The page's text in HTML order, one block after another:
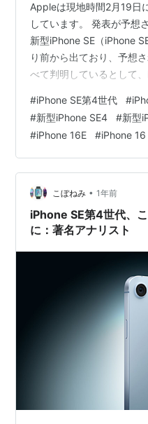
Appleは現地時間2月19日
しています。 発表が予想
新型iPhone SE（iPhone
り前から出ており、予想
べて判明しているとして
IDの廃止 Lightningの廃止
メモリ ストレージ カメラ
と衝突事故検出 バッテリ
なし 発売日 新しいiPhone
#iPhone SE第4世代 #
#新型iPhone SE4 #新型
#iPhone 16E #iPhone 16
こぼねみ • 1年前
iPhone SE第4世代、
に：著名アナリスト